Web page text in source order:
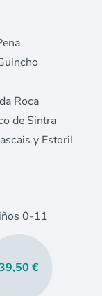
Roca
de Sintra
y Estoril
0-11
€